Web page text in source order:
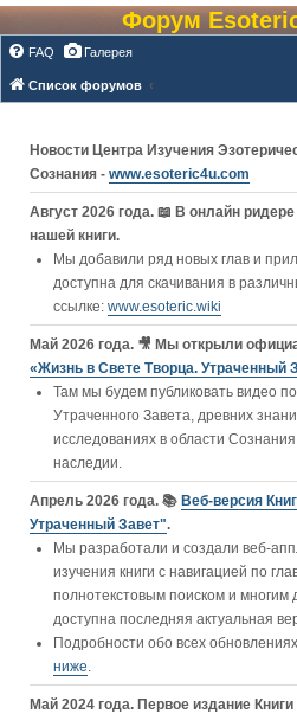
Форум
FAQ Галерея
Список форумов
Новости Центра Изучения
Сознания - www.esoteric4u.com
Август 2026 года. 📖 В онлайн
нашей книги.
Мы добавили ряд новых глав и
доступна для скачивания в
ссылке: www.esoteric.wiki
Май 2026 года. 🎥 Мы открыли
«Жизнь в Свете Творца. Утраченный
Там мы будем публиковать видео
Утраченного Завета, древних
исследованиях в области
наследии.
Апрель 2026 года. 📚 Веб-версия
Утраченный Завет".
Мы разработали и создали веб-
изучения книги c навигацией по
полнотекстовым поиском и
доступна последняя актуальная
Подробности обо всех
ниже.
Май 2024 года. Первое издание